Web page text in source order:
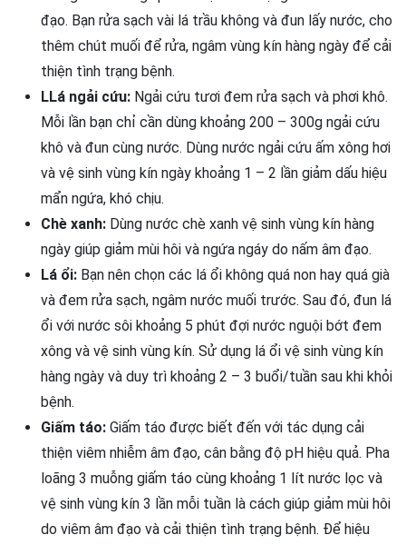
đạo. Bạn rửa sạch vài lá trầu không và đun lấy nước, cho
thêm chút muối để rửa, ngâm vùng kín hàng ngày để cải
thiện tình trạng bệnh.
LLá ngải cứu: Ngải cứu tươi đem rửa sạch và phơi khô.
Mỗi lần bạn chỉ cần dùng khoảng 200 – 300g ngải cứu
khô và đun cùng nước. Dùng nước ngải cứu ấm xông hơi
và vệ sinh vùng kín ngày khoảng 1 – 2 lần giảm dấu hiệu
mẩn ngứa, khó chịu.
Chè xanh: Dùng nước chè xanh vệ sinh vùng kín hàng
ngày giúp giảm mùi hôi và ngứa ngáy do nấm âm đạo.
Lá ổi: Bạn nên chọn các lá ổi không quá non hay quá già
và đem rửa sạch, ngâm nước muối trước. Sau đó, đun lá
ổi với nước sôi khoảng 5 phút đợi nước nguội bớt đem
xông và vệ sinh vùng kín. Sử dụng lá ổi vệ sinh vùng kín
hàng ngày và duy trì khoảng 2 – 3 buổi/tuần sau khi khỏi
bệnh.
Giấm táo: Giấm táo được biết đến với tác dụng cải
thiện viêm nhiễm âm đạo, cân bằng độ pH hiệu quả. Pha
loãng 3 muỗng giấm táo cùng khoảng 1 lít nước lọc và
vệ sinh vùng kín 3 lần mỗi tuần là cách giúp giảm mùi hôi
do viêm âm đạo và cải thiện tình trạng bệnh. Để hiệu